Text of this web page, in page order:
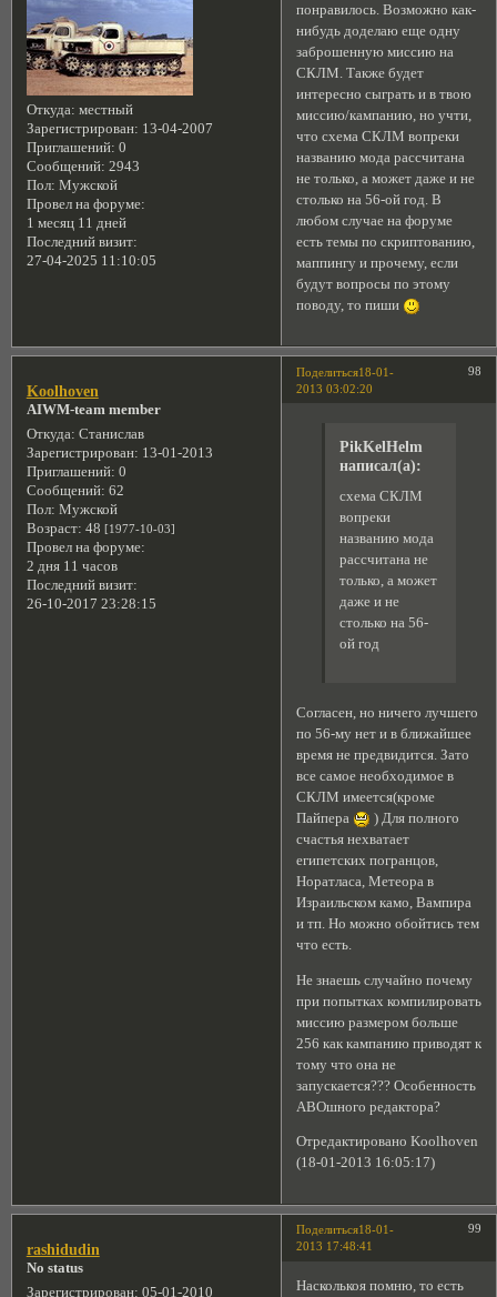
Откуда: местный
Зарегистрирован: 13-04-2007
Приглашений: 0
Сообщений: 2943
Пол: Мужской
Провел на форуме:
1 месяц 11 дней
Последний визит:
27-04-2025 11:10:05
понравилось. Возможно как-
нибудь доделаю еще одну
заброшенную миссию на
СКЛМ. Также будет
интересно сыграть и в твою
миссию/кампанию, но учти,
что схема СКЛМ вопреки
названию мода рассчитана
не только, а может даже и не
столько на 56-ой год. В
любом случае на форуме
есть темы по скриптованию,
маппингу и прочему, если
будут вопросы по этому
поводу, то пиши
Поделиться 98
18-01-
2013 03:02:20
Koolhoven
AIWM-team member
Откуда: Станислав
Зарегистрирован: 13-01-2013
Приглашений: 0
Сообщений: 62
Пол: Мужской
Возраст: 48 [1977-10-03]
Провел на форуме:
2 дня 11 часов
Последний визит:
26-10-2017 23:28:15
PikKelHelm
написал(а):
схема СКЛМ
вопреки
названию мода
рассчитана не
только, а может
даже и не
столько на 56-
ой год
Согласен, но ничего лучшего
по 56-му нет и в ближайшее
время не предвидится. Зато
все самое необходимое в
СКЛМ имеется(кроме
Пайпера
) Для полного
счастья нехватает
египетских погранцов,
Норатласа, Метеора в
Израильском камо, Вампира
и тп. Но можно обойтись тем
что есть.
Не знаешь случайно почему
при попытках компилировать
миссию размером больше
256 как кампанию приводят к
тому что она не
запускается??? Особенность
АВОшного редактора?
Отредактировано Koolhoven
(18-01-2013 16:05:17)
Поделиться 99
18-01-
2013 17:48:41
rashidudin
No status
Зарегистрирован: 05-01-2010 Насколькоя помню, то есть